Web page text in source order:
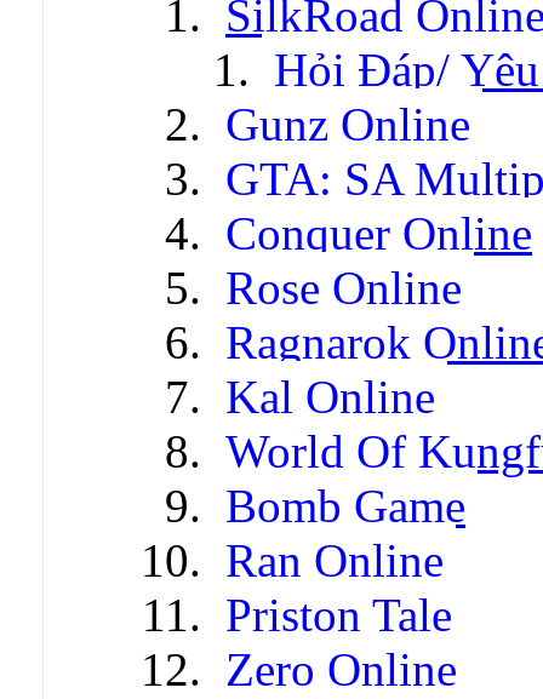
SilkRoad
Hỏi Đáp/
Gunz Online
GTA: SA
Conquer Online
Rose Online
Ragnarok
Kal Online
World Of
Bomb Game
Ran Online
Priston Tale
Zero Online